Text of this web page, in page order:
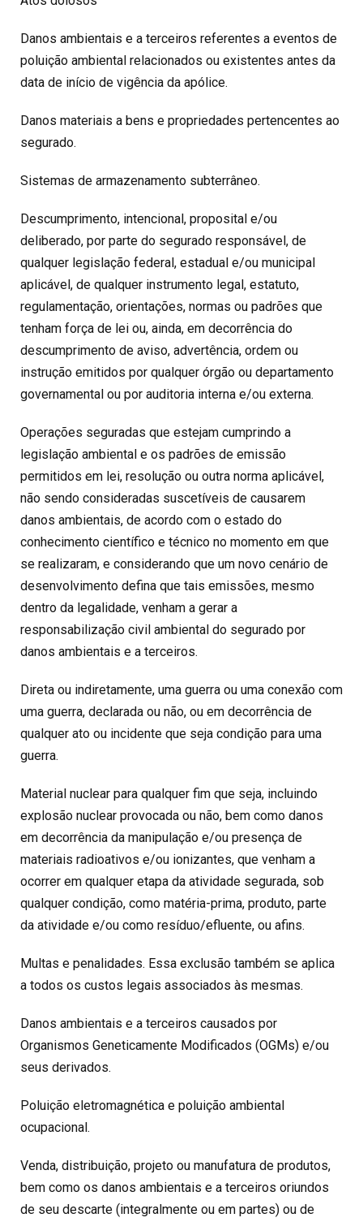
Danos ambientais e a terceiros referentes a eventos de
poluição ambiental relacionados ou existentes antes da
data de início de vigência da apólice.
Danos materiais a bens e propriedades pertencentes ao
segurado.
Sistemas de armazenamento subterrâneo.
Descumprimento, intencional, proposital e/ou
deliberado, por parte do segurado responsável, de
qualquer legislação federal, estadual e/ou municipal
aplicável, de qualquer instrumento legal, estatuto,
regulamentação, orientações, normas ou padrões que
tenham força de lei ou, ainda, em decorrência do
descumprimento de aviso, advertência, ordem ou
instrução emitidos por qualquer órgão ou departamento
governamental ou por auditoria interna e/ou externa.
Operações seguradas que estejam cumprindo a
legislação ambiental e os padrões de emissão
permitidos em lei, resolução ou outra norma aplicável,
não sendo consideradas suscetíveis de causarem
danos ambientais, de acordo com o estado do
conhecimento científico e técnico no momento em que
se realizaram, e considerando que um novo cenário de
desenvolvimento defina que tais emissões, mesmo
dentro da legalidade, venham a gerar a
responsabilização civil ambiental do segurado por
danos ambientais e a terceiros.
Direta ou indiretamente, uma guerra ou uma conexão com
uma guerra, declarada ou não, ou em decorrência de
qualquer ato ou incidente que seja condição para uma
guerra.
Material nuclear para qualquer fim que seja, incluindo
explosão nuclear provocada ou não, bem como danos
em decorrência da manipulação e/ou presença de
materiais radioativos e/ou ionizantes, que venham a
ocorrer em qualquer etapa da atividade segurada, sob
qualquer condição, como matéria-prima, produto, parte
da atividade e/ou como resíduo/efluente, ou afins.
Multas e penalidades. Essa exclusão também se aplica
a todos os custos legais associados às mesmas.
Danos ambientais e a terceiros causados por
Organismos Geneticamente Modificados (OGMs) e/ou
seus derivados.
Poluição eletromagnética e poluição ambiental
ocupacional.
Venda, distribuição, projeto ou manufatura de produtos,
bem como os danos ambientais e a terceiros oriundos
de seu descarte (integralmente ou em partes) ou de